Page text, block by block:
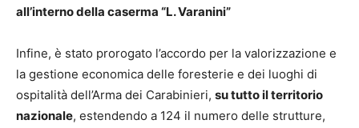
all’interno della caserma “L. Varanini”
Infine, è stato prorogato l’accordo per la valorizzazione e
la gestione economica delle foresterie e dei luoghi di
ospitalità dell’Arma dei Carabinieri, su tutto il territorio
nazionale, estendendo a 124 il numero delle strutture,